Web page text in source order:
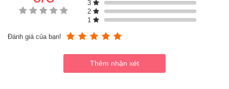
3
2
1
Đánh giá của bạn!